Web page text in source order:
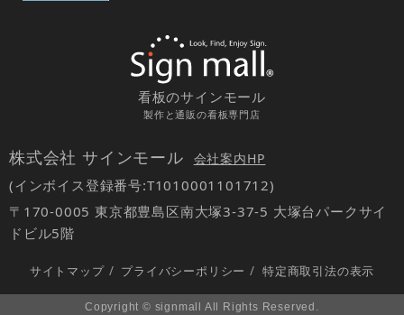
看板のサインモール
製作と通販の看板専門店
株式会社 サインモール 会社案内HP
(インボイス登録番号:T1010001101712)
〒170-0005 東京都豊島区南大塚3-37-5 大塚台パークサイ
ドビル5階
サイトマップ / プライバシーポリシー / 特定商取引法の表示
Copyright © signmall All Rights Reserved.